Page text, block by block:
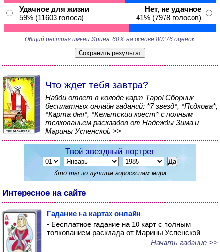
Удачное для жизни
59% (11603 голоса)
Нет, не удачное
41% (7978 голосов)
Общий рейтинг имени Ирина: 60% на основе 80376 оценок.
Что ждет тебя завтра?
Найди ответ в колоде карт Таро! Сборник
бесплатных онлайн гаданий: *7 звезд*, *Подкова*,
*Карта дня*, *Кельтский крест* с полным
толкованием раскладов от Надежды Зима и
Марины Успенской >>
Твой звездный портрет
Кто ты по лучшим гороскопам мира
Интересное на сайте
Гадание на картах онлайн
• Бесплатное гадание на 10 карт с полным
толкованием расклада от Марины Успенской
Начать гадание >>